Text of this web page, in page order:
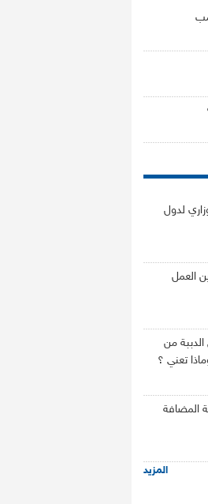
لدول
العمل
من
تعني ؟
المضافة
المزيد